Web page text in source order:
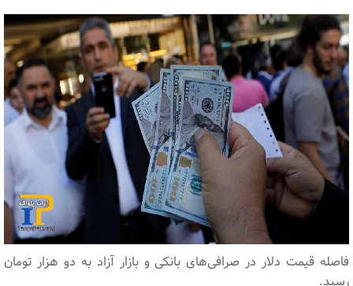
فاصله قیمت دلار در صرافی‌های بانکی و بازار آزاد به دو هزار تومان
رسید.